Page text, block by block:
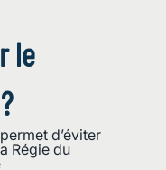
le
d’éviter
Régie du